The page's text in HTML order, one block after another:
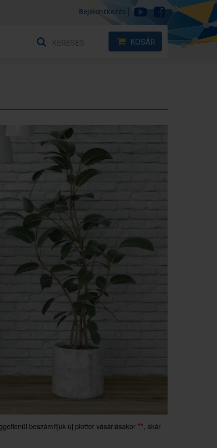
Bejelentkezés
KOSÁR
beszámítjuk új plotter vásárlásakor **, akár